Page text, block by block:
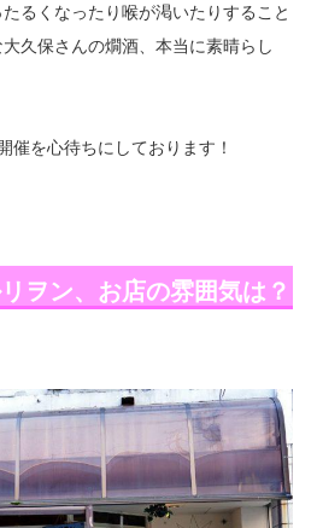
るくなったり喉が渇いたりすること
久保さんの燗酒、本当に素晴らし
催を心待ちにしております！
ヲン、お店の雰囲気は？